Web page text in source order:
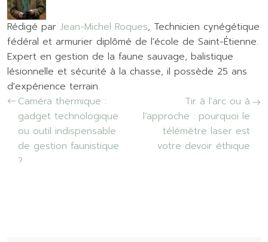
Rédigé par Jean-Michel Roques, Technicien cynégétique
fédéral et armurier diplômé de l'école de Saint-Étienne.
Expert en gestion de la faune sauvage, balistique
lésionnelle et sécurité à la chasse, il possède 25 ans
d'expérience terrain.
Caméra thermique :
gadget technologique
ou outil indispensable
de gestion faunistique
?
Tir à l’arc ou à
l’approche : pourquoi le
télémètre laser est
votre devoir éthique